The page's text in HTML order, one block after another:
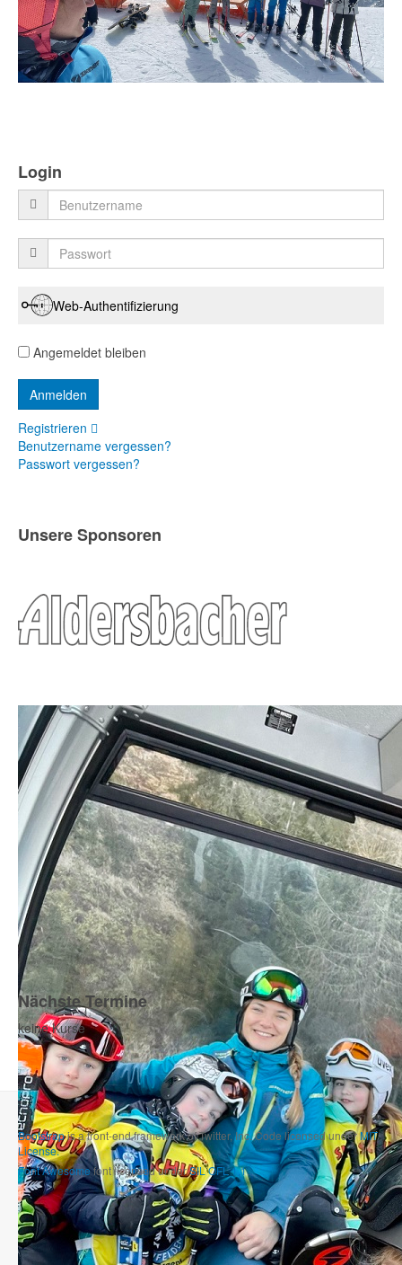
Login
Web-Authentifizierung
Angemeldet bleiben
Registrieren
Benutzername vergessen?
Passwort vergessen?
Unsere Sponsoren
Nächste Termine
keine Kurse
Bootstrapis a front-end framework of Twitter, Inc. Code licensed underMIT
License.
Font Awesomefont licensed underSIL OFL 1.1.